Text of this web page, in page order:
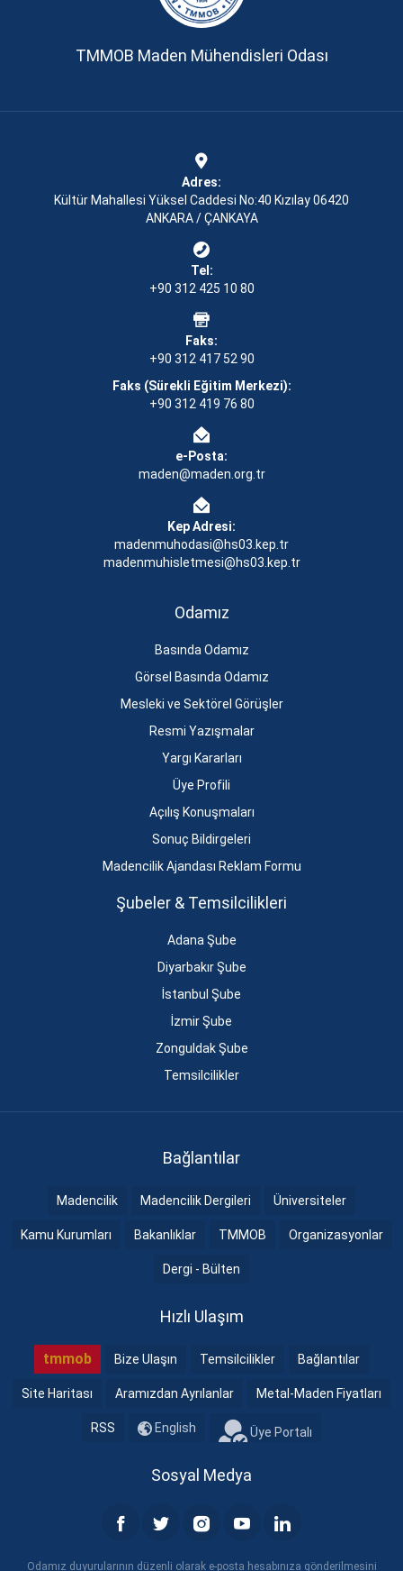
TMMOB Maden Mühendisleri Odası
Adres:
Kültür Mahallesi Yüksel Caddesi No:40 Kızılay 06420
ANKARA / ÇANKAYA
Tel:
+90 312 425 10 80
Faks:
+90 312 417 52 90
Faks (Sürekli Eğitim Merkezi):
+90 312 419 76 80
e-Posta:
maden@maden.org.tr
Kep Adresi:
madenmuhodasi@hs03.kep.tr
madenmuhisletmesi@hs03.kep.tr
Odamız
Basında Odamız
Görsel Basında Odamız
Mesleki ve Sektörel Görüşler
Resmi Yazışmalar
Yargı Kararları
Üye Profili
Açılış Konuşmaları
Sonuç Bildirgeleri
Madencilik Ajandası Reklam Formu
Şubeler & Temsilcilikleri
Adana Şube
Diyarbakır Şube
İstanbul Şube
İzmir Şube
Zonguldak Şube
Temsilcilikler
Bağlantılar
Madencilik Madencilik Dergileri Üniversiteler
Kamu Kurumları Bakanlıklar TMMOB Organizasyonlar
Dergi - Bülten
Hızlı Ulaşım
tmmob Bize Ulaşın Temsilcilikler Bağlantılar
Site Haritası Aramızdan Ayrılanlar Metal-Maden Fiyatları
RSS English Üye Portalı
Sosyal Medya
Odamız duyurularının düzenli olarak e-posta hesabınıza gönderilmesini